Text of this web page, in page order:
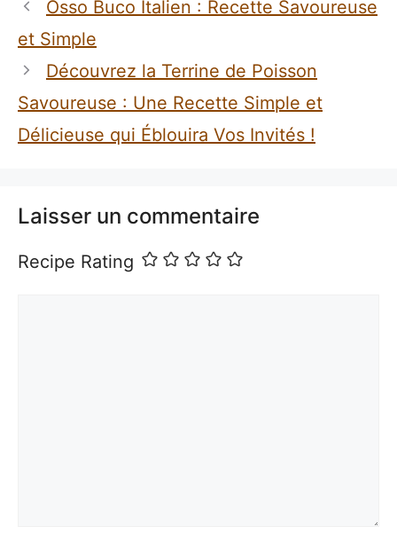
Osso Buco Italien : Recette Savoureuse
et Simple
Découvrez la Terrine de Poisson
Savoureuse : Une Recette Simple et
Délicieuse qui Éblouira Vos Invités !
Laisser un commentaire
Recipe Rating